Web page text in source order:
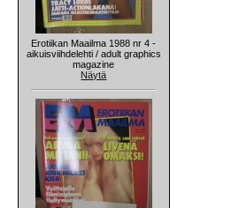
Erotiikan Maailma 1988 nr 4 -
aikuisviihdelehti / adult graphics
magazine
Näytä